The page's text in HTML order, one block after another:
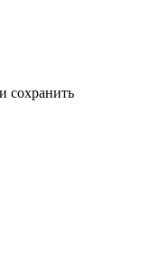
сохранить